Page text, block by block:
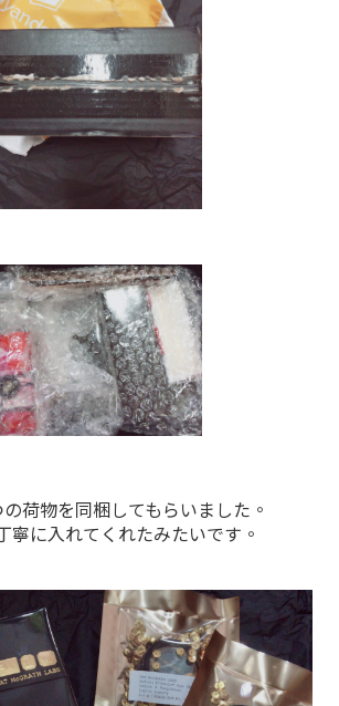
荷物を同梱してもらいました。
寧に入れてくれたみたいです。